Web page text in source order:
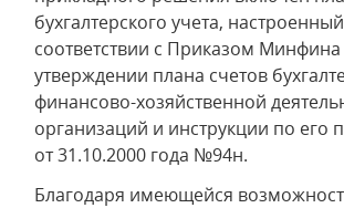
бухгалтерского учета,
соответствии с Приказом
утверждении плана счетов
финансово-хозяйственной
организаций и инструкции по его
от 31.10.2000 года №94н.
Благодаря имеющейся